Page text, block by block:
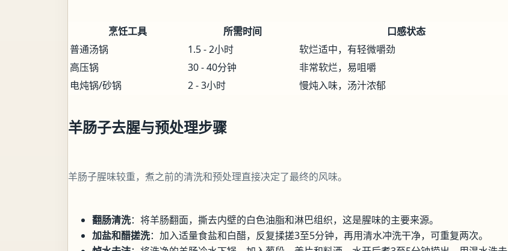
烹饪工具 所需时间
口感状态
普通汤锅
1.5 - 2小时
软烂适中，有轻微嚼劲
高压锅
30 - 40分钟
非常软烂，易咀嚼
电炖锅/砂锅
2 - 3小时 慢炖入味，汤汁浓郁
羊肠子去腥与预处理步骤
羊肠子腥味较重，煮之前的清洗和预处理直接决定了最终的风味。
翻肠清洗：将羊肠翻面，撕去内壁的白色油脂和淋巴组织，这是腥味的主要来源。
加盐和醋搓洗：加入适量食盐和白醋，反复揉搓3至5分钟，再用清水冲洗干净，可重复两次。